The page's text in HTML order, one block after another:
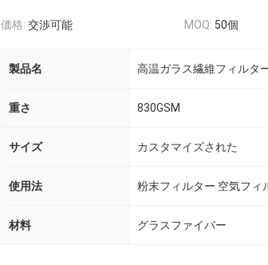
価格: 交渉可能 MOQ: 50個
製品名 高温ガラス繊維フィルタ
重さ 830GSM
サイズ カスタマイズされた
使用法
材料 グラスファイバー